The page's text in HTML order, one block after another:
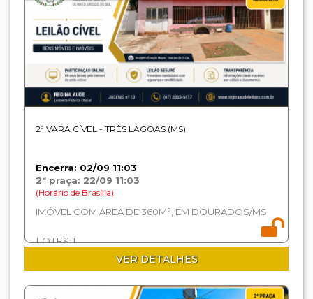
2ª VARA CÍVEL - TRÊS LAGOAS (MS)
Encerra: 02/09 11:03
2ª praça: 22/09 11:03
(Horário de Brasília)
IMÓVEL COM ÁREA DE 360M², EM DOURADOS/MS
LOTES 1
VER DETALHES